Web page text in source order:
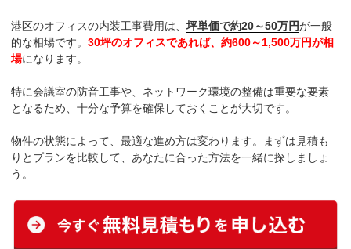
港区のオフィスの内装工事費用は、坪単価で約20～50万円が一般
的な相場です。30坪のオフィスであれば、約600～1,500万円が相
場になります。
特に会議室の防音工事や、ネットワーク環境の整備は重要な要素
となるため、十分な予算を確保しておくことが大切です。
物件の状態によって、最適な進め方は変わります。まずは見積も
りとプランを比較して、あなたに合った方法を一緒に探しましょ
う。